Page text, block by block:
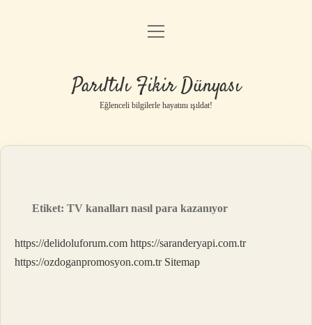
Anasayfa
Yasal Uyarı
menüyü
Parıltılı Fikir Dünyası
Eğlenceli bilgilerle hayatını ışıldat!
Etiket:TV kanalları nasıl para kazanıyor
https://delidoluforum.com https://saranderyapi.com.tr
https://ozdoganpromosyon.com.tr Sitemap